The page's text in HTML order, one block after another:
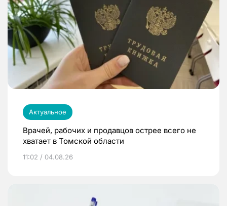
Актуальное
Врачей, рабочих и продавцов острее всего не
хватает в Томской области
11:02 / 04.08.26